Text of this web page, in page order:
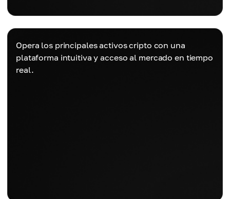
Opera los principales activos cripto con una
plataforma intuitiva y acceso al mercado en tiempo
real.